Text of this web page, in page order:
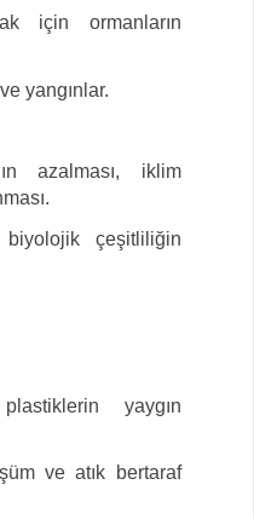
için ormanların
yangınlar.
azalması, iklim
çeşitliliğin
yaygın
ve atık bertaraf